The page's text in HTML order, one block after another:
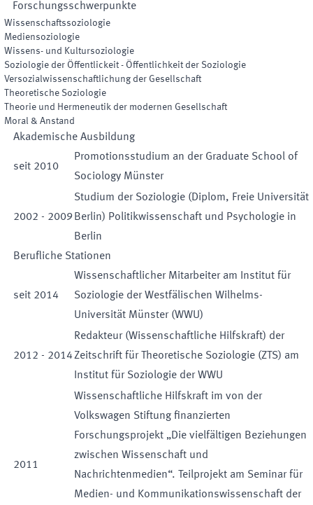
Forschungsschwerpunkte
Wissenschaftssoziologie
Mediensoziologie
Wissens- und Kultursoziologie
Soziologie der Öffentlickeit - Öffentlichkeit der Soziologie
Versozialwissenschaftlichung der Gesellschaft
Theoretische Soziologie
Theorie und Hermeneutik der modernen Gesellschaft
Moral & Anstand
Akademische Ausbildung
seit 2010
Promotionsstudium an der Graduate School of
Sociology Münster
2002 - 2009
Studium der Soziologie (Diplom, Freie Universität
Berlin) Politikwissenschaft und Psychologie in
Berlin
Berufliche Stationen
seit 2014
Wissenschaftlicher Mitarbeiter am Institut für
Soziologie der Westfälischen Wilhelms-
Universität Münster (WWU)
2012 - 2014
Redakteur (Wissenschaftliche Hilfskraft) der
Zeitschrift für Theoretische Soziologie (ZTS) am
Institut für Soziologie der WWU
2011
Wissenschaftliche Hilfskraft im von der
Volkswagen Stiftung finanzierten
Forschungsprojekt „Die vielfältigen Beziehungen
zwischen Wissenschaft und
Nachrichtenmedien“. Teilprojekt am Seminar für
Medien- und Kommunikationswissenschaft der